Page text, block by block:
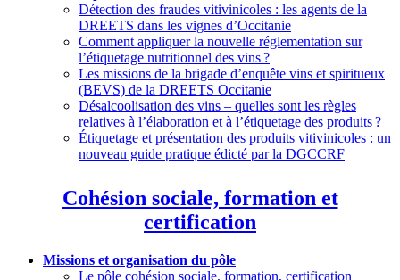
Détection des fraudes vitivinicoles : les agents de la
DREETS dans les vignes d’Occitanie
Comment appliquer la nouvelle réglementation sur
l’étiquetage nutritionnel des vins?
Les missions de la brigade d’enquête vins et spiritueux
(BEVS) de la DREETS Occitanie
Désalcoolisation des vins – quelles sont les règles
relatives à l’élaboration et à l’étiquetage des produits?
Étiquetage et présentation des produits vitivinicoles : un
nouveau guide pratique édicté par la DGCCRF
Cohésion sociale, formation et
certification
Missions et organisation du pôle
Le pôle cohésion sociale, formation, certification